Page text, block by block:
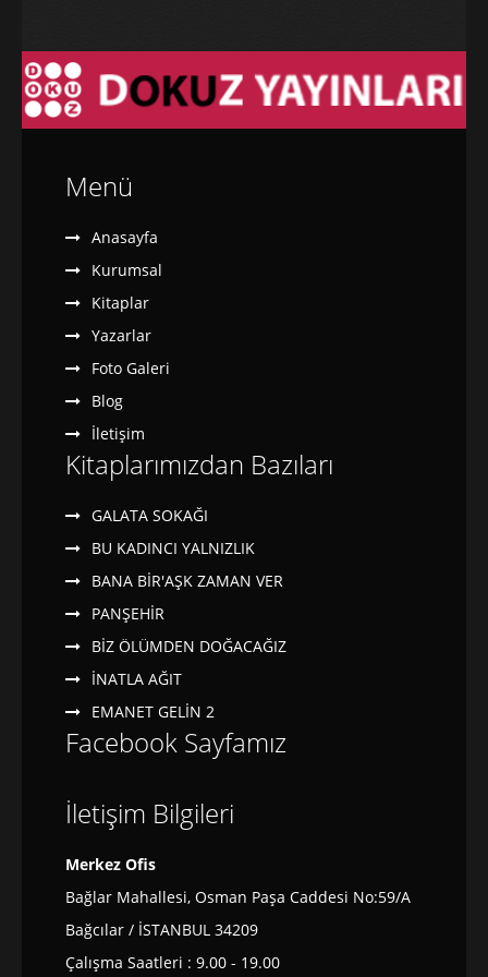
Blog
İletişim
Menü
Anasayfa
Kurumsal
Kitaplar
Yazarlar
Foto Galeri
Blog
İletişim
Kitaplarımızdan Bazıları
GALATA SOKAĞI
BU KADINCI YALNIZLIK
BANA BİR'AŞK ZAMAN VER
PANŞEHİR
BİZ ÖLÜMDEN DOĞACAĞIZ
İNATLA AĞIT
EMANET GELİN 2
Facebook Sayfamız
İletişim Bilgileri
Merkez Ofis
Bağlar Mahallesi, Osman Paşa Caddesi No:59/A
Bağcılar / İSTANBUL 34209
Çalışma Saatleri : 9.00 - 19.00